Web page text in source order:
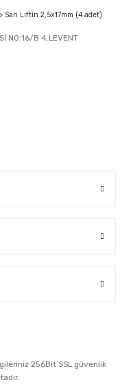
NO:16/B 4.LEVENT
256Bit SSL güvenlik